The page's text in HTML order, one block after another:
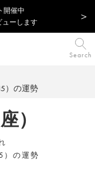
開催中
ューします
Search
）の運勢
）
の運勢